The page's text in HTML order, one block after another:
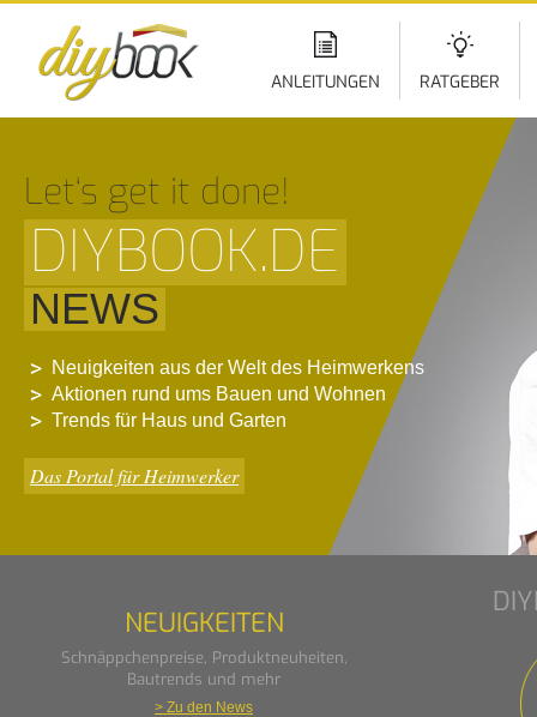
ANLEITUNGEN RATGEBER
Let‘s get it done!
DIYBOOK.DE
NEWS
Neuigkeiten aus der Welt des Heimwerkens
Aktionen rund ums Bauen und Wohnen
Trends für Haus und Garten
Das Portal für Heimwerker
NEUIGKEITEN
Schnäppchenpreise, Produktneuheiten,
Bautrends und mehr
> Zu den News